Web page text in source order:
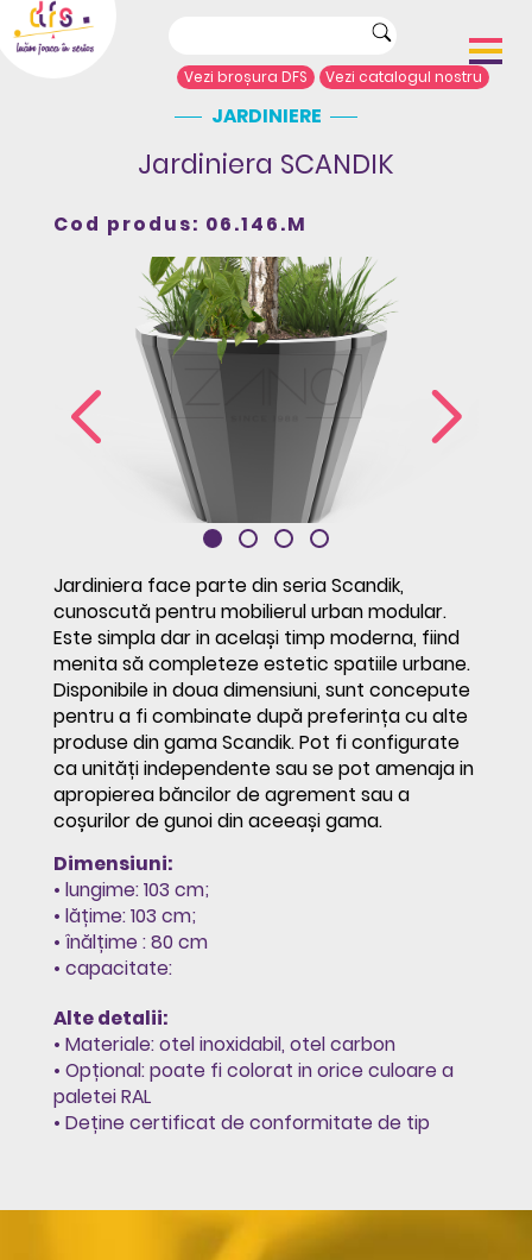
Vezi broșura DFS Vezi catalogul nostru
Echipamente de joacă
Sport și agrement
Mobilier urban
Articole de presă
Arhitecți/Proiectanți
Contact
JARDINIERE
Jardiniera SCANDIK
Cod produs: 06.146.M
Jardiniera face parte din seria Scandik,
cunoscută pentru mobilierul urban modular.
Este simpla dar in același timp moderna, fiind
menita să completeze estetic spatiile urbane.
Disponibile in doua dimensiuni, sunt concepute
pentru a fi combinate după preferința cu alte
produse din gama Scandik. Pot fi configurate
ca unități independente sau se pot amenaja in
apropierea băncilor de agrement sau a
coșurilor de gunoi din aceeași gama.
Dimensiuni:
• lungime: 103 cm;
• lățime: 103 cm;
• înălțime : 80 cm
• capacitate:
Alte detalii:
• Materiale: otel inoxidabil, otel carbon
• Opțional: poate fi colorat in orice culoare a
paletei RAL
• Deține certificat de conformitate de tip